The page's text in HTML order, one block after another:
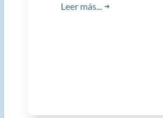
Leer más... ➜